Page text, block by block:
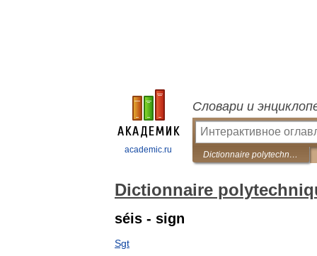
academic.ru
Словари и
Dictionnaire polytechnique Français-Russe
Dictionnaire
séis - sign
Sgt